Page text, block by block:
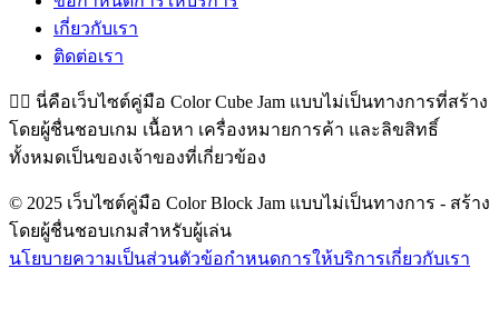
เกี่ยวกับเรา
ติดต่อเรา
👉🏻 นี่คือเว็บไซต์คู่มือ Color Cube Jam แบบไม่เป็นทางการที่สร้าง
โดยผู้ชื่นชอบเกม เนื้อหา เครื่องหมายการค้า และลิขสิทธิ์
ทั้งหมดเป็นของเจ้าของที่เกี่ยวข้อง
© 2025 เว็บไซต์คู่มือ Color Block Jam แบบไม่เป็นทางการ - สร้าง
โดยผู้ชื่นชอบเกมสำหรับผู้เล่น
นโยบายความเป็นส่วนตัวข้อกำหนดการให้บริการเกี่ยวกับเรา